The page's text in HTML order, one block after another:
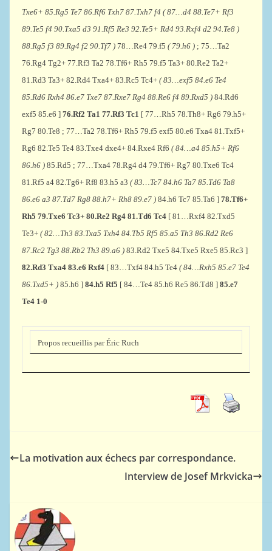
Txe6+ 85.Rg5 Te7 86.Rf6 Txh7 87.Txh7 f4 ( 87…d4 88.Te7+ Rf3
89.Te5 f4 90.Txa5 d3 91.Rf5 Re3 92.Te5+ Rd4 93.Rxf4 d2 94.Te8 )
88.Rg5 f3 89.Rg4 f2 90.Tf7 ) 78…Re4 79.f5 ( 79.h6 ) ; 75…Ta2
76.Rg4 Tg2+ 77.Rf3 Ta2 78.Tf6+ Rh5 79.f5 Ta3+ 80.Re2 Ta2+
81.Rd3 Ta3+ 82.Rd4 Txa4+ 83.Rc5 Tc4+ ( 83…exf5 84.e6 Te4
85.Rd6 Rxh4 86.e7 Txe7 87.Rxe7 Rg4 88.Re6 f4 89.Rxd5 ) 84.Rd6
exf5 85.e6 ] 76.Rf2 Ta1 77.Rf3 Tc1 [ 77…Rh5 78.Th8+ Rg6 79.h5+
Rg7 80.Te8 ; 77…Ta2 78.Tf6+ Rh5 79.f5 exf5 80.e6 Txa4 81.Txf5+
Rg6 82.Te5 Te4 83.Txe4 dxe4+ 84.Rxe4 Rf6 ( 84…a4 85.h5+ Rf6
86.h6 ) 85.Rd5 ; 77…Txa4 78.Rg4 d4 79.Tf6+ Rg7 80.Txe6 Tc4
81.Rf5 a4 82.Tg6+ Rf8 83.h5 a3 ( 83…Tc7 84.h6 Ta7 85.Td6 Ta8
86.e6 a3 87.Td7 Rg8 88.h7+ Rh8 89.e7 ) 84.h6 Tc7 85.Ta6 ] 78.Tf6+
Rh5 79.Txe6 Tc3+ 80.Re2 Rg4 81.Td6 Tc4 [ 81…Rxf4 82.Txd5
Te3+ ( 82…Th3 83.Txa5 Txh4 84.Tb5 Rf5 85.a5 Th3 86.Rd2 Re6
87.Rc2 Tg3 88.Rb2 Th3 89.a6 ) 83.Rd2 Txe5 84.Txe5 Rxe5 85.Rc3 ]
82.Rd3 Txa4 83.e6 Rxf4 [ 83…Txf4 84.h5 Te4 ( 84…Rxh5 85.e7 Te4
86.Txd5+ ) 85.h6 ] 84.h5 Rf5 [ 84…Te4 85.h6 Re5 86.Td8 ] 85.e7
Te4 1-0
Propos recueillis par Éric Ruch
La motivation aux échecs par correspondance.
Interview de Josef Mrkvicka